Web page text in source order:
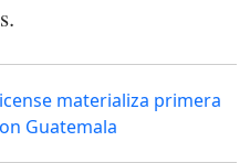
materializa primera
Guatemala